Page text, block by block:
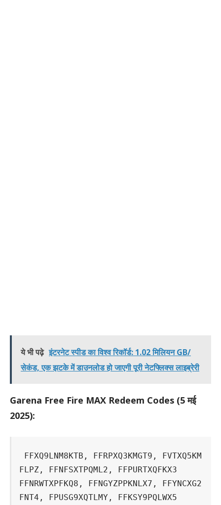
ये भी पढ़े इंटरनेट स्पीड का विश्व रिकॉर्ड: 1.02 मिलियन GB/
सेकंड, एक झटके में डाउनलोड हो जाएगी पूरी नेटफ्लिक्स लाइब्रेरी
Garena Free Fire MAX Redeem Codes (5 मई
2025):
FFXQ9LNM8KTB, FFRPXQ3KMGT9, FVTXQ5KM
FLPZ, FFNFSXTPQML2, FFPURTXQFKX3
FFNRWTXPFKQ8, FFNGYZPPKNLX7, FFYNCXG2
FNT4, FPUSG9XQTLMY, FFKSY9PQLWX5